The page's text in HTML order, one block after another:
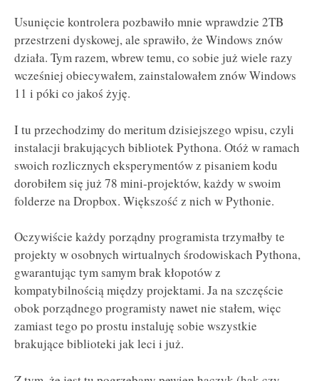
Usunięcie kontrolera pozbawiło mnie wprawdzie 2TB
przestrzeni dyskowej, ale sprawiło, że Windows znów
działa. Tym razem, wbrew temu, co sobie już wiele razy
wcześniej obiecywałem, zainstalowałem znów Windows
11 i póki co jakoś żyję.
I tu przechodzimy do meritum dzisiejszego wpisu, czyli
instalacji brakujących bibliotek Pythona. Otóż w ramach
swoich rozlicznych eksperymentów z pisaniem kodu
dorobiłem się już 78 mini-projektów, każdy w swoim
folderze na Dropbox. Większość z nich w Pythonie.
Oczywiście każdy porządny programista trzymałby te
projekty w osobnych wirtualnych środowiskach Pythona,
gwarantując tym samym brak kłopotów z
kompatybilnością między projektami. Ja na szczęście
obok porządnego programisty nawet nie stałem, więc
zamiast tego po prostu instaluję sobie wszystkie
brakujące biblioteki jak leci i już.